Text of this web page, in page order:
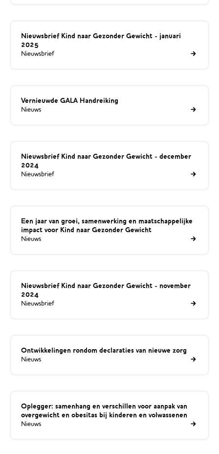
Nieuwsbrief Kind naar Gezonder Gewicht - januari
2025
Nieuwsbrief
Vernieuwde GALA Handreiking
Nieuws
Nieuwsbrief Kind naar Gezonder Gewicht - december
2024
Nieuwsbrief
Een jaar van groei, samenwerking en maatschappelijke
impact voor Kind naar Gezonder Gewicht
Nieuws
Nieuwsbrief Kind naar Gezonder Gewicht - november
2024
Nieuwsbrief
Ontwikkelingen rondom declaraties van nieuwe zorg
Nieuws
Oplegger: samenhang en verschillen voor aanpak van
overgewicht en obesitas bij kinderen en volwassenen
Nieuws